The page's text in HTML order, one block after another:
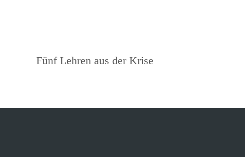
Vorheriger
Fünf Lehren aus der Krise